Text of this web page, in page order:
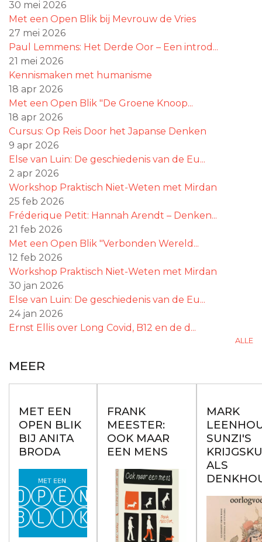
30 mei 2026
Met een Open Blik bij Mevrouw de Vries
27 mei 2026
Paul Lemmens: Het Derde Oor – Een introd...
21 mei 2026
Kennismaken met humanisme
18 apr 2026
Met een Open Blik "De Groene Knoop...
18 apr 2026
Cursus: Op Reis Door het Japanse Denken
9 apr 2026
Else van Luin: De geschiedenis van de Eu...
2 apr 2026
Workshop Praktisch Niet-Weten met Mirdan
25 feb 2026
Fréderique Petit: Hannah Arendt – Denken...
21 feb 2026
Met een Open Blik "Verbonden Wereld...
12 feb 2026
Workshop Praktisch Niet-Weten met Mirdan
30 jan 2026
Else van Luin: De geschiedenis van de Eu...
24 jan 2026
Ernst Ellis over Long Covid, B12 en de d...
ALLE
MEER
MET EEN
OPEN BLIK
BIJ ANITA
BRODA
FRANK
MEESTER:
OOK MAAR
EEN MENS
MARK
SUNZI'S
ALS